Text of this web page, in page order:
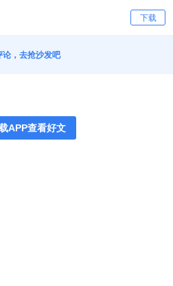
下载
论，去抢沙发吧
APP查看好文